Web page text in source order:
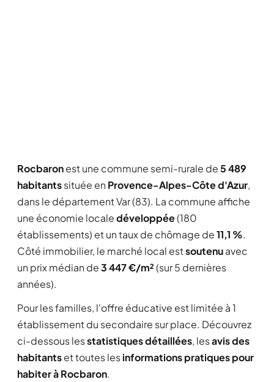
Rocbaronest une commune semi-rurale de5 489
habitantssituée en Provence-Alpes-Côte d'Azur,
dans le département Var (83). La commune affiche
une économie localedéveloppée(180
établissements) et un taux de chômage de11,1 %.
Côté immobilier, le marché local estsoutenuavec
un prix médian de3 447 €/m²(sur 5 dernières
années).
Pour les familles, l'offre éducative est limitée à 1
établissement du secondaire sur place. Découvrez
ci-dessous lesstatistiques détaillées, lesavis des
habitantset toutes lesinformations pratiques pour
habiter à Rocbaron.